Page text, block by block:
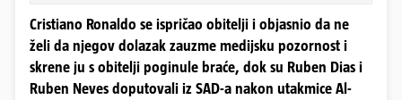
Cristiano Ronaldo se ispričao obitelji i objasnio da ne
želi da njegov dolazak zauzme medijsku pozornost i
skrene ju s obitelji poginule braće, dok su Ruben Dias i
Ruben Neves doputovali iz SAD-a nakon utakmice Al-